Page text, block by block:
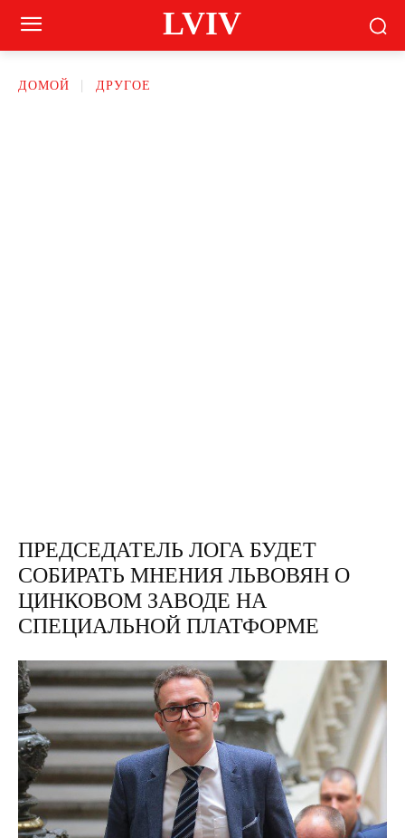
LVIV
ДОМОЙ ДРУГОЕ
ПРЕДСЕДАТЕЛЬ ЛОГА БУДЕТ
СОБИРАТЬ МНЕНИЯ ЛЬВОВЯН О
ЦИНКОВОМ ЗАВОДЕ НА
СПЕЦИАЛЬНОЙ ПЛАТФОРМЕ